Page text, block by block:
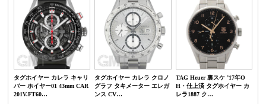
タグホイヤー カレラ キャリ
バー ホイヤー01 43mm CAR
201V.FT60…
タグホイヤー カレラ クロノ
グラフ タキメーター エレガ
ンス CV…
TAG Heuer 裏スケ ’17年O
H・仕上済 タグホイヤー カ
レラ1887 ク…